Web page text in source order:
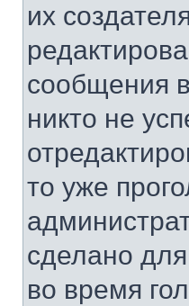
их
сообщения
никто не
то уже
сделано
во время